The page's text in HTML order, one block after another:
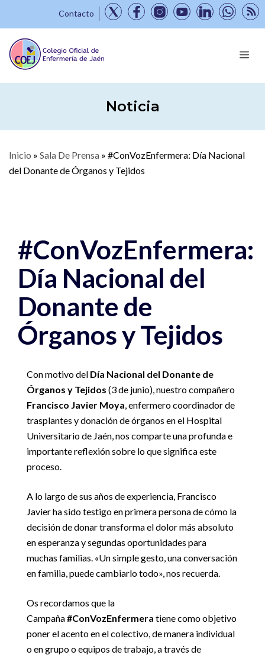
Contacto
Noticia
Inicio » Sala De Prensa » #ConVozEnfermera: Día Nacional
del Donante de Órganos y Tejidos
#ConVozEnfermera:
Día Nacional del
Donante de
Órganos y Tejidos
Con motivo del Día Nacional del Donante de
Órganos y Tejidos (3 de junio), nuestro compañero
Francisco Javier Moya , enfermero coordinador de
trasplantes y donación de órganos en el Hospital
Universitario de Jaén, nos comparte una profunda e
importante reflexión sobre lo que significa este
proceso.
A lo largo de sus años de experiencia, Francisco
Javier ha sido testigo en primera persona de cómo la
decisión de donar transforma el dolor más absoluto
en esperanza y segundas oportunidades para
muchas familias. «Un simple gesto, una conversación
en familia, puede cambiarlo todo», nos recuerda.
Os recordamos que la
Campaña#ConVozEnfermera tiene como objetivo
poner el acento en el colectivo, de manera individual
o en grupo o equipos de trabajo, a través de